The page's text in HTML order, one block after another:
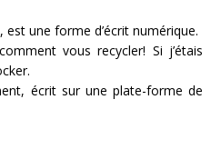
est une forme d’écrit numérique.
vous recycler! Si j’étais
écrit sur une plate-forme de